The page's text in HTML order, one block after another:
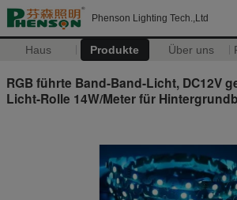
Phenson Lighting Tech.,Ltd
Haus Produkte Über uns
RGB führte Band-Band-Licht, DC12V
Licht-Rolle 14W/Meter für